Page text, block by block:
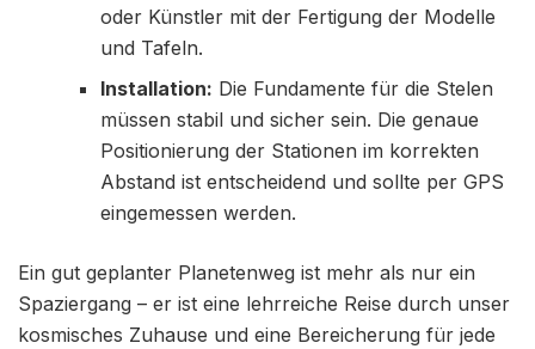
oder Künstler mit der Fertigung der Modelle
und Tafeln.
Installation: Die Fundamente für die Stelen
müssen stabil und sicher sein. Die genaue
Positionierung der Stationen im korrekten
Abstand ist entscheidend und sollte per GPS
eingemessen werden.
Ein gut geplanter Planetenweg ist mehr als nur ein
Spaziergang – er ist eine lehrreiche Reise durch unser
kosmisches Zuhause und eine Bereicherung für jede